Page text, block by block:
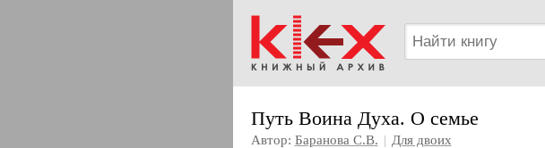
Путь Воина Духа. О семье
Автор: Баранова С.В. | Для двоих